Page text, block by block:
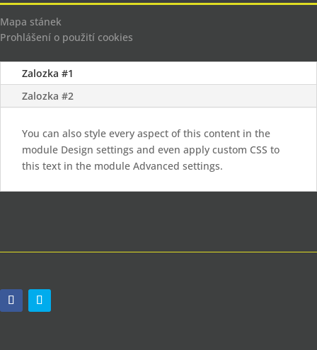
Mapa stánek
Prohlášení o použití cookies
Zalozka #1
Zalozka #2
You can also style every aspect of this content in the
module Design settings and even apply custom CSS to
this text in the module Advanced settings.